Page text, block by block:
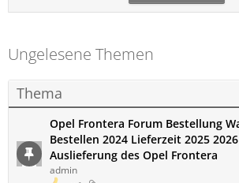
Ungelesene Themen
Thema
Opel Frontera Forum Bestellung
Bestellen 2024 Lieferzeit 2025
Auslieferung des Opel Frontera
admin